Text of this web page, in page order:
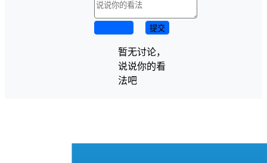
提交
暂无讨论，
说说你的看
法吧